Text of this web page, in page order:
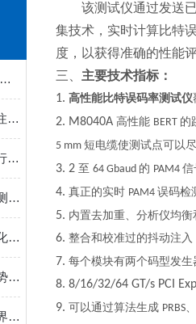
化学机械抛光机CMP的工作原理及应用场景
脉冲激光沉积镀膜机PLD的操作注意事项
脉冲激光沉积镀膜机PLD能够进行非平衡的沉积过程
半导体参数测试仪具有高精度的测量能力
纳米压印系统适用于大规模工业化生产
激光直写光刻机的关键技术及优势体现
快速退火炉的核心定位与适用边界介绍
该测试仪通过发送
集技术，实时计算比特
度，以获得准确的性能
三、 主要技术指标：
1. 高性能比特误码率测试仪
2. M8040A 高性能 BERT 的
5 mm 短电缆使测试点可以
3. 2 至 64 Gbaud 的 PAM4 信
4. 真正的实时 PAM4 误码检
5. 内置去加重、分析仪均
6. 整合和校准过的抖动注入
7. 每个模块有两个码型发
8. 8/16/32/64 GT/s PCI
9. 可以通过算法生成 PRBS、